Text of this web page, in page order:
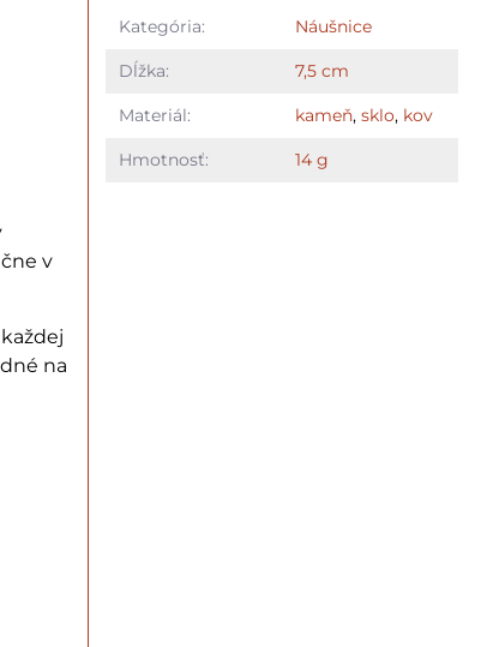
v
na
Kategória: Náušnice
Dĺžka: 7,5 cm
Materiál: kameň, sklo, kov
Hmotnosť: 14 g